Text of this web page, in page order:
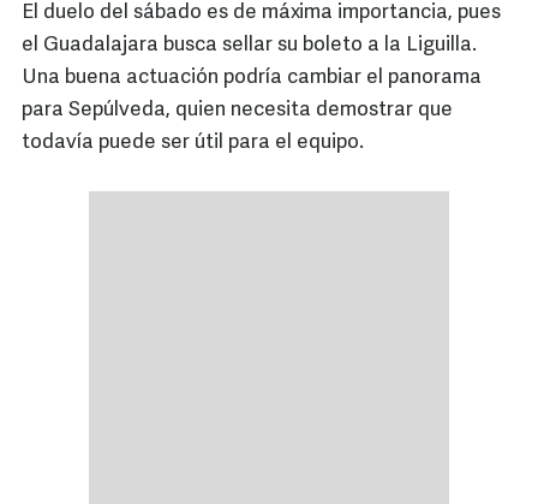
El duelo del sábado es de máxima importancia, pues
el Guadalajara busca sellar su boleto a la Liguilla.
Una buena actuación podría cambiar el panorama
para Sepúlveda, quien necesita demostrar que
todavía puede ser útil para el equipo.